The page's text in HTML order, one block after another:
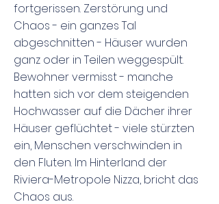
fortgerissen. Zerstörung und
Chaos - ein ganzes Tal
abgeschnitten - Häuser wurden
ganz oder in Teilen weggespült.
Bewohner vermisst - manche
hatten sich vor dem steigenden
Hochwasser auf die Dächer ihrer
Häuser geflüchtet - viele stürzten
ein, Menschen verschwinden in
den Fluten. Im Hinterland der
Riviera-Metropole Nizza, bricht das
Chaos aus.